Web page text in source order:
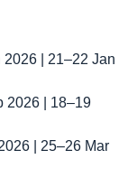
2026 | 21–22 Jan
2026 | 18–19
| 25–26 Mar